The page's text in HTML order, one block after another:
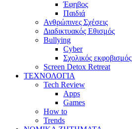
Έφηβος
Παιδιά
Ανθρώπινες Σχέσεις
Διαδικτυακός Εθισμός
Bullying
Cyber
Σχολικός εκφοβισμός
Screen Detox Retreat
ΤΕΧΝΟΛΟΓΙΑ
Tech Review
Apps
Games
How to
Trends